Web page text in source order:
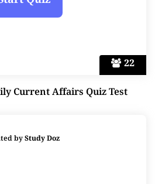
22
Current Affairs Quiz Test
byStudy Doz